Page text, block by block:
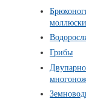
Грибы